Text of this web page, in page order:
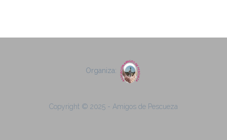
Organiza:
Copyright © 2025 - Amigos de Pescueza